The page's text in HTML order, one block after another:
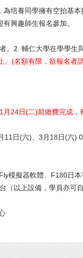
為培養同學擁有空拍基
興趣師生報名參加。
。2. 輔仁大學在學學生
(名額有限，欲報名者
24日(二)前繳費完成，
11日(六)、3月18日(六)
模擬器軟體、F180日
（以上設備，學員亦可自